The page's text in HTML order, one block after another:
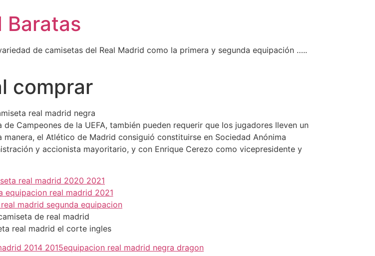
Baratas
de camisetas del Real Madrid como la primera y segunda equipación …..
comprar
Campeones de la UEFA, también pueden requerir que los jugadores lleven un
el Atlético de Madrid consiguió constituirse en Sociedad Anónima
y accionista mayoritario, y con Enrique Cerezo como vicepresidente y
2014 2015equipacion real madrid negra dragon